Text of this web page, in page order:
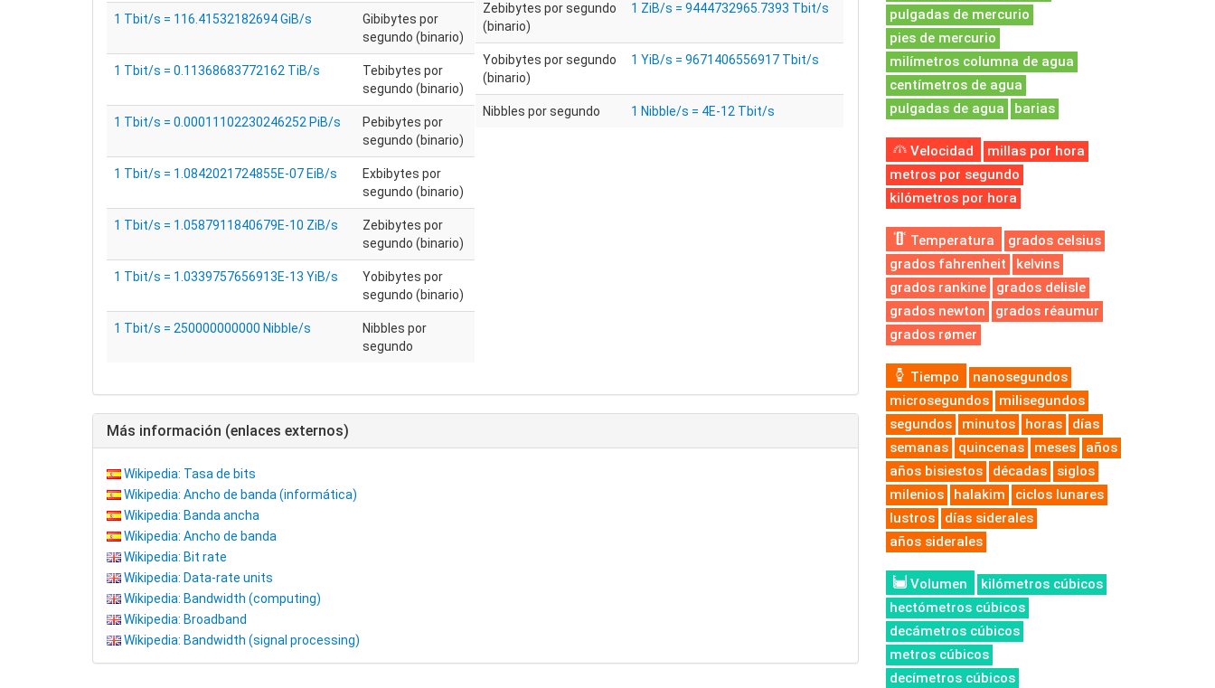
1 Tbit/s = 116.41532182694 GiB/s
Gibibytes por
segundo (binario)
1 Tbit/s = 0.11368683772162 TiB/s
Tebibytes por
segundo (binario)
1 Tbit/s = 0.00011102230246252 PiB/s
Pebibytes por
segundo (binario)
1 Tbit/s = 1.0842021724855E-07 EiB/s
Exbibytes por
segundo (binario)
1 Tbit/s = 1.0587911840679E-10 ZiB/s
Zebibytes por
segundo (binario)
1 Tbit/s = 1.0339757656913E-13 YiB/s
Yobibytes por
segundo (binario)
1 Tbit/s = 250000000000 Nibble/s
Nibbles por
segundo
Zebibytes por segundo
(binario)
1 ZiB/s = 9444732965.7393 Tbit/s
Yobibytes por segundo
(binario)
1 YiB/s = 9671406556917 Tbit/s
Nibbles por segundo 1 Nibble/s = 4E-12 Tbit/s
Más información (enlaces externos)
Wikipedia: Tasa de bits
Wikipedia: Ancho de banda (informática)
Wikipedia: Banda ancha
Wikipedia: Ancho de banda
Wikipedia: Bit rate
Wikipedia: Data-rate units
Wikipedia: Bandwidth (computing)
Wikipedia: Broadband
Wikipedia: Bandwidth (signal processing)
pulgadas de mercurio
pies de mercurio
milímetros columna de agua
centímetros de agua
pulgadas de agua
barias
Velocidad
millas por hora
metros por segundo
kilómetros por hora
Temperatura
grados celsius
grados fahrenheit
kelvins
grados rankine
grados delisle
grados newton
grados réaumur
grados rømer
Tiempo
nanosegundos
microsegundos
milisegundos
segundos
minutos horas
días
semanas
quincenas meses
años
años bisiestos
décadas
siglos
milenios
halakim
ciclos lunares
lustros
días siderales
años siderales
Volumen
kilómetros cúbicos
hectómetros cúbicos
decámetros cúbicos
metros cúbicos
decímetros cúbicos